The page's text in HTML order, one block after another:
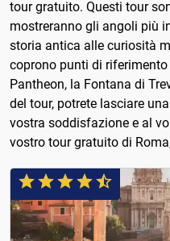
tour gratuito. Questi tour
mostreranno gli angoli più
storia antica alle curiosità
coprono punti di riferimento
Pantheon, la Fontana di
del tour, potrete lasciare
vostra soddisfazione e al
vostro tour gratuito di